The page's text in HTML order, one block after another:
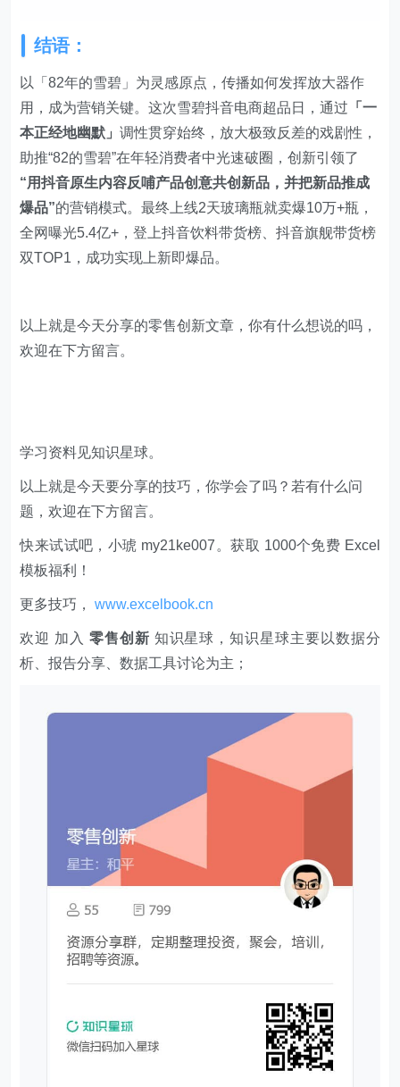
结语：
以「82年的雪碧」为灵感原点，传播如何发挥放大器作
用，成为营销关键。这次雪碧抖音电商超品日，通过 「一
本正经地幽默」调性贯穿始终，放大极致反差的戏剧性，
助推“82的雪碧”在年轻消费者中光速破圈，创新引领了
“用抖音原生内容反哺产品创意共创新品，并把新品推成
爆品”的营销模式。最终上线2天玻璃瓶就卖爆10万+瓶，
全网曝光5.4亿+，登上抖音饮料带货榜、抖音旗舰带货榜
双TOP1，成功实现上新即爆品。
以上就是今天分享的零售创新文章，你有什么想说的吗，
欢迎在下方留言。
学习资料见知识星球。
以上就是今天要分享的技巧，你学会了吗？若有什么问
题，欢迎在下方留言。
快来试试吧，小琥 my21ke007。获取 1000个免费 Excel
模板福利​​​​！
更多技巧，www.excelbook.cn
欢迎 加入 零售创新 知识星球，知识星球主要以数据分
析、报告分享、数据工具讨论为主；